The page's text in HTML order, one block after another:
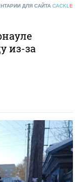
ДЛЯ САЙТА CACKL E
из-за